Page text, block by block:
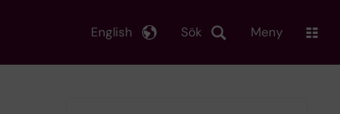
Sök
English Meny